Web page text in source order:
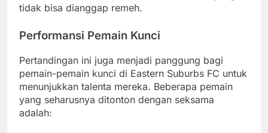
tidak bisa dianggap remeh.
Performansi Pemain Kunci
Pertandingan ini juga menjadi panggung bagi
pemain-pemain kunci di Eastern Suburbs FC untuk
menunjukkan talenta mereka. Beberapa pemain
yang seharusnya ditonton dengan seksama
adalah: